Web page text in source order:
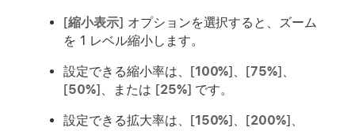
[縮小表示] オプションを選択すると、ズーム
を 1 レベル縮小します。
設定できる縮小率は、[100%]、[75%]、
[50%]、または [25%] です。
設定できる拡大率は、[150%]、[200%]、